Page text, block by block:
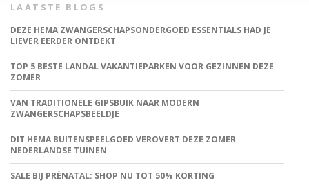
LAATSTE BLOGS
DEZE HEMA ZWANGERSCHAPSONDERGOED ESSENTIALS HAD JE
LIEVER EERDER ONTDEKT
TOP 5 BESTE LANDAL VAKANTIEPARKEN VOOR GEZINNEN DEZE
ZOMER
VAN TRADITIONELE GIPSBUIK NAAR MODERN
ZWANGERSCHAPSBEELDJE
DIT HEMA BUITENSPEELGOED VEROVERT DEZE ZOMER
NEDERLANDSE TUINEN
SALE BIJ PRÉNATAL: SHOP NU TOT 50% KORTING